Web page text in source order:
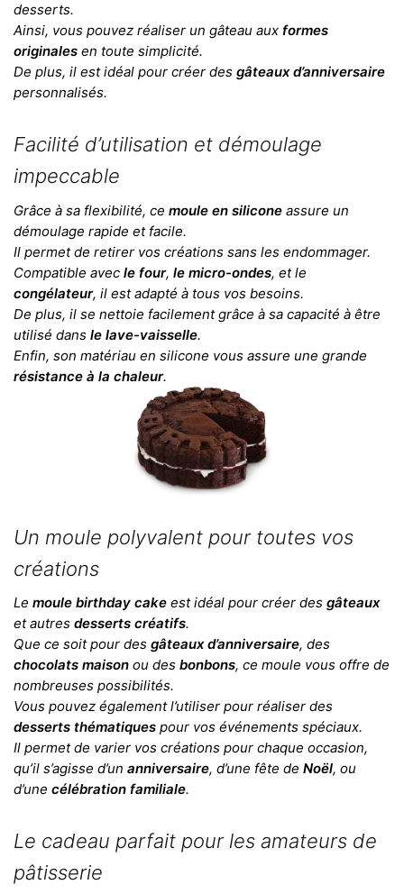
desserts.
Ainsi, vous pouvez réaliser un gâteau aux formes
originales en toute simplicité.
De plus, il est idéal pour créer des gâteaux d’anniversaire
personnalisés.
Facilité d’utilisation et démoulage
impeccable
Grâce à sa flexibilité, ce moule en silicone assure un
démoulage rapide et facile.
Il permet de retirer vos créations sans les endommager.
Compatible avec le four, le micro-ondes, et le
congélateur, il est adapté à tous vos besoins.
De plus, il se nettoie facilement grâce à sa capacité à être
utilisé dans le lave-vaisselle.
Enfin, son matériau en silicone vous assure une grande
résistance à la chaleur.
Un moule polyvalent pour toutes vos
créations
Le moule birthday cake est idéal pour créer des gâteaux
et autres desserts créatifs.
Que ce soit pour des gâteaux d’anniversaire, des
chocolats maison ou des bonbons, ce moule vous offre de
nombreuses possibilités.
Vous pouvez également l’utiliser pour réaliser des
desserts thématiques pour vos événements spéciaux.
Il permet de varier vos créations pour chaque occasion,
qu’il s’agisse d’un anniversaire, d’une fête de Noël, ou
d’une célébration familiale.
Le cadeau parfait pour les amateurs de
pâtisserie